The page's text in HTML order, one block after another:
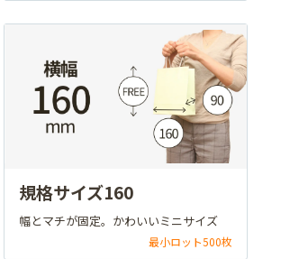
規格サイズ160
幅とマチが固定。かわいいミニサイズ
最小ロット500枚